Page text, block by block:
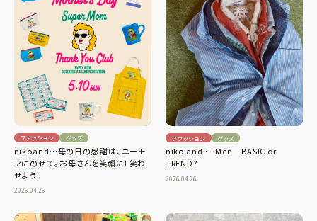
ファッション グッズ
nikoand…母の日の感謝は、ユーモ
アにのせて。お母さんを笑顔に! 笑わ
せよう!
2026.04.26
ファッション グッズ
niko and … Men BASIC or
TREND?
2026.04.26